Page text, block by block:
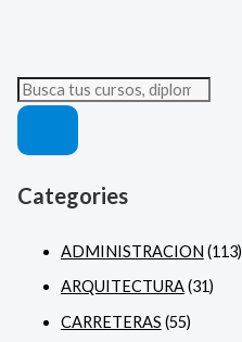
Categories
ADMINISTRACION (113)
ARQUITECTURA(31)
CARRETERAS (55)